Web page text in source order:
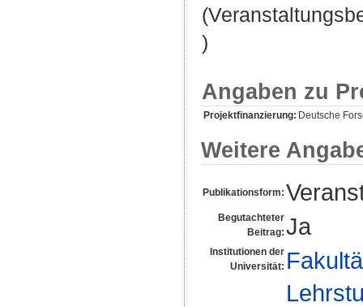
)
Angaben zu
Projektfinanzierung: Deutsche
Weitere
Publikationsform:
Begutachteter
Beitrag: Ja
Institutionen der
Universität: